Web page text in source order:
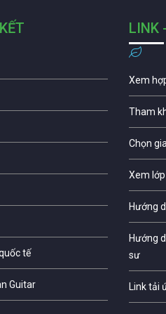
tế
Guitar
LINK
Xem
Tham
Chọn
Xem
Hướng
Hướng
sư
Link tải